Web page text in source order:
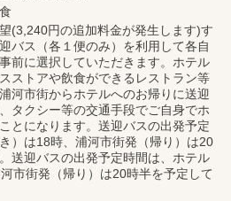
(3,240円の追加料金が発生します)す
バス（各１便のみ）を利用して各自
前に選択していただきます。ホテル
ストアや飲食ができるレストラン等
河市街からホテルへのお帰りに送迎
タクシー等の交通手段でご自身でホ
とになります。送迎バスの出発予定
）は18時、浦河市街発（帰り）は20
送迎バスの出発予定時間は、ホテル
市街発（帰り）は20時半を予定して